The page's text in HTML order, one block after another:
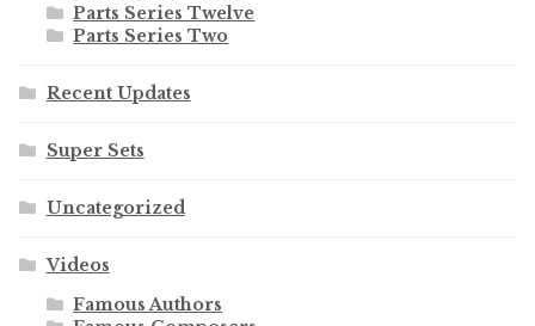
Parts Series Twelve
Parts Series Two
Recent Updates
Super Sets
Uncategorized
Videos
Famous Authors